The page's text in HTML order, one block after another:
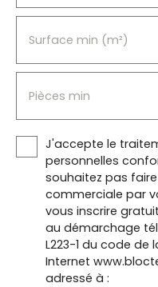
Surface min (m²)
Pièces min
J'accepte le
personnelles
souhaitez pas
commerciale par
vous inscrire
au démarchage
L223-1 du code de
Internet
adressé à :